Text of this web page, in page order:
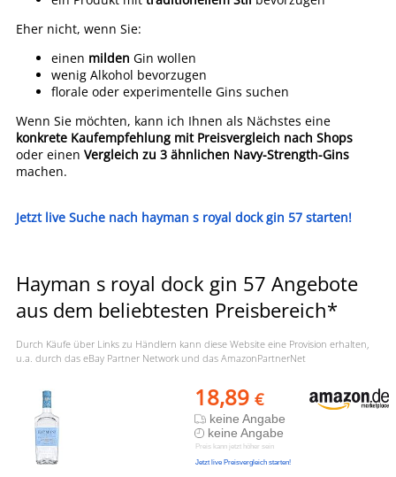
Eher nicht, wenn Sie:
einen milden Gin wollen
wenig Alkohol bevorzugen
florale oder experimentelle Gins suchen
Wenn Sie möchten, kann ich Ihnen als Nächstes eine
konkrete Kaufempfehlung mit Preisvergleich nach Shops
oder einen Vergleich zu 3 ähnlichen Navy-Strength-Gins
machen.
Jetzt live Suche nach hayman s royal dock gin 57 starten!
Hayman s royal dock gin 57 Angebote
aus dem beliebtesten Preisbereich*
Durch Käufe über Links zu Händlern kann diese Website eine Provision erhalten,
u.a. durch das eBay Partner Network und das AmazonPartnerNet
18,89 €
keine Angabe
keine Angabe
Preis kann jetzt höher sein
Jetzt live Preisvergleich starten!